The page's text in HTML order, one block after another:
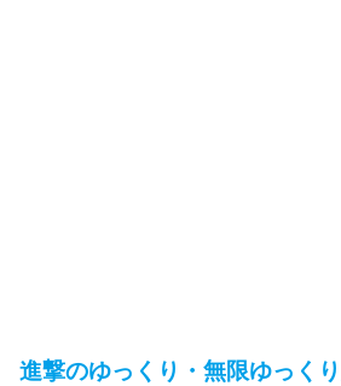
進撃のゆっくり・無限ゆっく